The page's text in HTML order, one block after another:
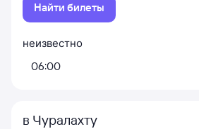
Найти билеты
неизвестно
06:00
в Чуралахту